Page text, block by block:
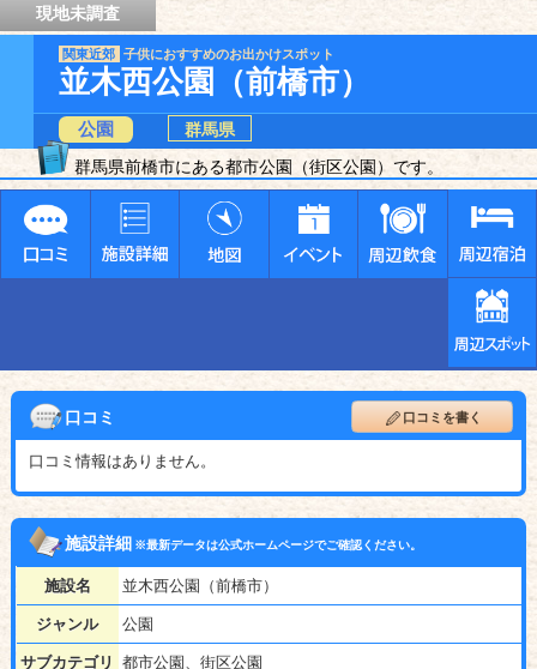
現地未調査
関東近郊 子供におすすめのお出かけスポット
並木西公園（前橋市）
公園
群馬県
群馬県前橋市にある都市公園（街区公園）です。
口コミ 口コミを書く
口コミ情報はありません。
施設詳細※最新データは公式ホームページでご確認ください。
施設名 並木西公園（前橋市）
ジャンル 公園
サブカテゴリ 都市公園、街区公園